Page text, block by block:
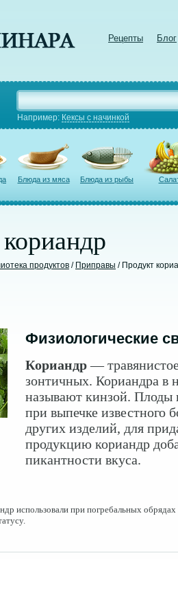
Рецепты Блог
Например: Кексы с начинкой
Блюда из мяса Блюда из рыбы
продуктов / Приправы / Продукт
Физиологические
Кориандр—
зонтичных. Кориандра в
называют кинзой. Плоды
при выпечке известного
других изделий, для
продукцию кориандр
пикантности вкуса.
использовали при погребальных